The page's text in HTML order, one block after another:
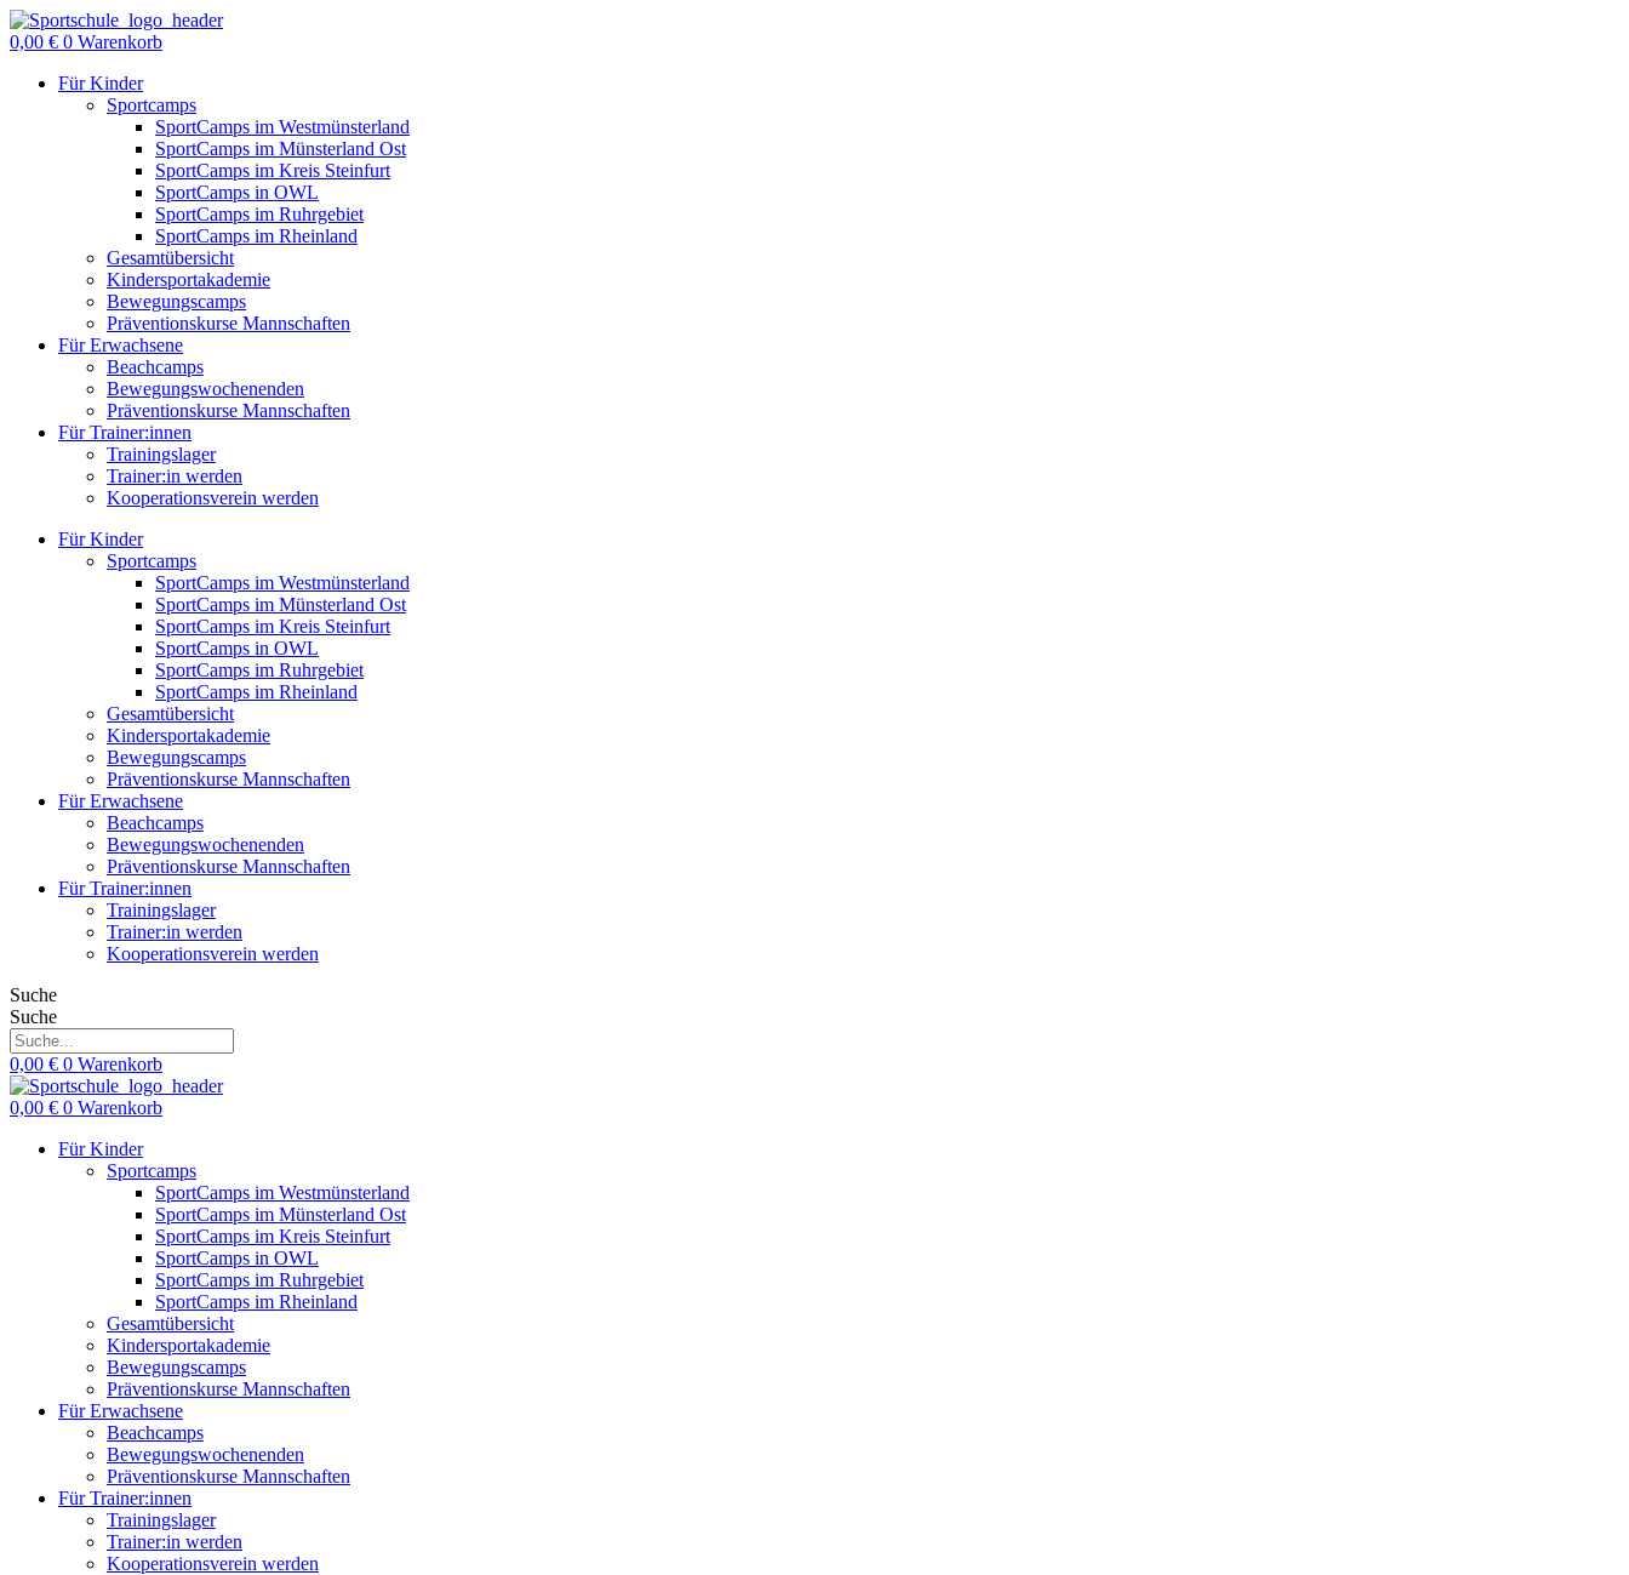
Zum
Inhalt
0,00 € 0 Warenkorb
Für Kinder
Sportcamps
SportCamps im Westmünsterland
SportCamps im Münsterland Ost
SportCamps im Kreis Steinfurt
SportCamps in OWL
SportCamps im Ruhrgebiet
SportCamps im Rheinland
Gesamtübersicht
Kindersportakademie
Bewegungscamps
Präventionskurse Mannschaften
Für Erwachsene
Beachcamps
Bewegungswochenenden
Präventionskurse Mannschaften
Für Trainer:innen
Trainingslager
Trainer:in werden
Kooperationsverein werden
Für Kinder
Sportcamps
SportCamps im Westmünsterland
SportCamps im Münsterland Ost
SportCamps im Kreis Steinfurt
SportCamps in OWL
SportCamps im Ruhrgebiet
SportCamps im Rheinland
Gesamtübersicht
Kindersportakademie
Bewegungscamps
Präventionskurse Mannschaften
Für Erwachsene
Beachcamps
Bewegungswochenenden
Präventionskurse Mannschaften
Für Trainer:innen
Trainingslager
Trainer:in werden
Kooperationsverein werden
Suche
Suche
0,00 € 0 Warenkorb
0,00 € 0 Warenkorb
Für Kinder
Sportcamps
SportCamps im Westmünsterland
SportCamps im Münsterland Ost
SportCamps im Kreis Steinfurt
SportCamps in OWL
SportCamps im Ruhrgebiet
SportCamps im Rheinland
Gesamtübersicht
Kindersportakademie
Bewegungscamps
Präventionskurse Mannschaften
Für Erwachsene
Beachcamps
Bewegungswochenenden
Präventionskurse Mannschaften
Für Trainer:innen
Trainingslager
Trainer:in werden
Kooperationsverein werden